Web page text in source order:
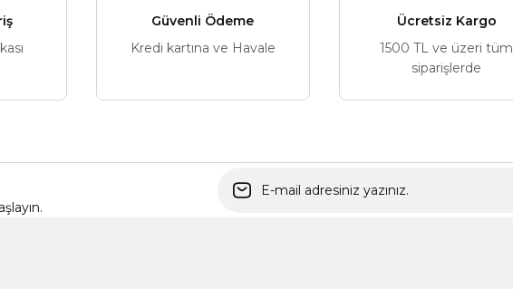
Güvenli Ödeme
Kredi kartına ve Havale
Ücretsiz Kargo
1500 TL ve üzeri tüm
siparişlerde